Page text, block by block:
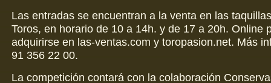
Las entradas se encuentran a la venta en las
Toros, en horario de 10 a 14h. y de 17 a 20h. Online
adquirirse en las-ventas.com y toropasion.net. Más
91 356 22 00.
La competición contará con la colaboración